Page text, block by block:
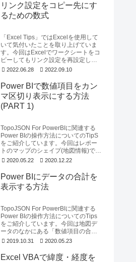
リンク設定をコピー先にす
るための数式
「Excel Tips」ではExcelを使用して
いて気付いたことを取り上げていま
す。今回はExcelでワークシートをコ
ピーしてもリンク設定を再設定しな
くても済むための方法をご紹介い...
2022.06.28 2022.09.10
Power BIで数値項目をカン
マ区切り表示にする方法
(PART 1)
TopoJSON For PowerBIに関連する
Power BIの操作方法についてのTipS
をご紹介しています。今回はレポー
トのマップのシェイプ(地図情報)で表
示される「数値項目...
2020.05.22 2020.12.22
Power BIにデータの合計を
表示する方法
TopoJSON For PowerBIに関連する
Power BIの操作方法についてのTips
をご紹介しています。今回は地図デ
ータのなかにある「数値項目の合計
を表示する方法」のご説...
2019.10.31 2020.05.23
Excel VBAで緯度・経度を